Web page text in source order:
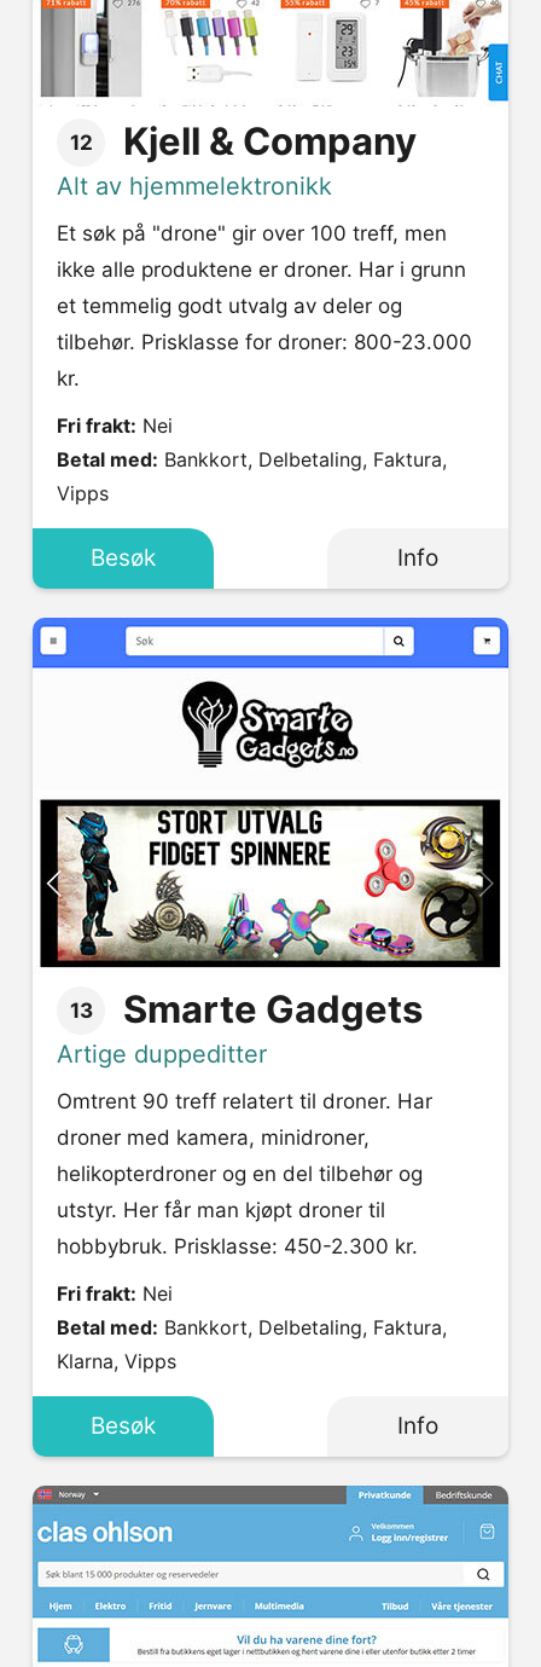
12 Kjell & Company
Alt av hjemmelektronikk
Et søk på "drone" gir over 100 treff, men
ikke alle produktene er droner. Har i grunn
et temmelig godt utvalg av deler og
tilbehør. Prisklasse for droner: 800-23.000
kr.
Fri frakt: Nei
Betal med:
Vipps
Besøk Info
13 Smarte Gadgets
Artige duppeditter
Omtrent 90 treff relatert til droner. Har
droner med kamera, minidroner,
helikopterdroner og en del tilbehør og
utstyr. Her får man kjøpt droner til
hobbybruk. Prisklasse: 450-2.300 kr.
Fri frakt: Nei
Betal med:
Klarna, Vipps
Besøk Info